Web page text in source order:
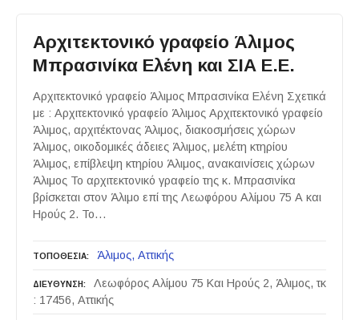
Αρχιτεκτονικό γραφείο Άλιμος
Μπρασινίκα Ελένη και ΣΙΑ Ε.Ε.
Αρχιτεκτονικό γραφείο Άλιμος Μπρασινίκα Ελένη Σχετικά
με : Αρχιτεκτονικό γραφείο Άλιμος Αρχιτεκτονικό γραφείο
Άλιμος, αρχιτέκτονας Άλιμος, διακοσμήσεις χώρων
Άλιμος, οικοδομικές άδειες Άλιμος, μελέτη κτηρίου
Άλιμος, επίβλεψη κτηρίου Άλιμος, ανακαινίσεις χώρων
Άλιμος Το αρχιτεκτονικό γραφείο της κ. Μπρασινίκα
βρίσκεται στον Άλιμο επί της Λεωφόρου Αλίμου 75 Α και
Ηρούς 2. Το…
ΤΟΠΟΘΕΣΙΑ Άλιμος Αττικής
ΔΙΕΥΘΥΝΣΗ
Λεωφόρος Αλίμου 75 Και Ηρούς 2, Άλιμος, τκ
: 17456, Αττικής